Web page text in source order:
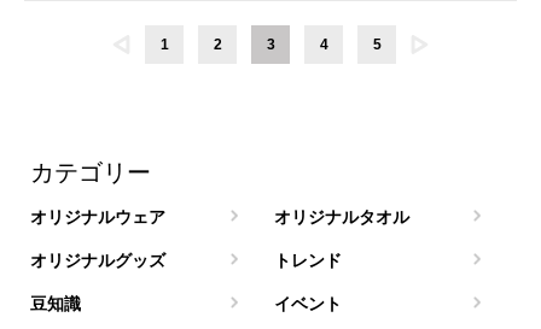
1 2 3 4 5
カテゴリー
オリジナルウェア オリジナルタオル
オリジナルグッズ トレンド
豆知識 イベント